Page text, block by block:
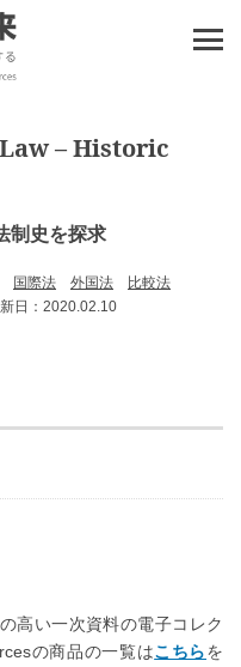
– Historic
制史を探求
国際法 外国法
比較法
日：2020.02.10
高い一次資料の電子コレク
の商品の一覧はこちらを